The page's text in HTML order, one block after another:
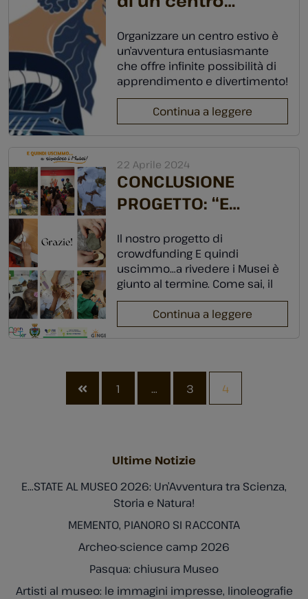
attività didattiche e
laboratori estivi
Organizzare un centro estivo è
un’avventura entusiasmante
che offre infinite possibilità di
apprendimento e divertimento!
Con i nostri laboratori potrai
scoprire i segreti della scienza,
esplorare le meraviglie dell’arte
indimenticabile! Scarica il
nostro volantino con tutte le
proposte estive e, per qualsiasi
Continua a leggere
22 Aprile 2024
CONCLUSIONE
PROGETTO: “E
rivedere i Musei!”
GRAZIE!
Il nostro progetto di
crowdfunding E quindi
uscimmo…a rivedere i Musei è
giunto al termine. Come sai, il
tuo aiuto ha contribuito a
regalare a tanti bambini/e e
ragazzi/e delle scuole del
per te un ricordo di questa
bella esperienza insieme! Non
ci resta che dirti […]
Continua a leggere
 1 … 3 4
Ultime Notizie
E…STATE AL MUSEO 2026: Un’Avventura tra Scienza,
Storia e Natura!
MEMENTO, PIANORO SI RACCONTA
Archeo-science camp 2026
Pasqua: chiusura Museo
Artisti al museo: le immagini impresse, linoleografie